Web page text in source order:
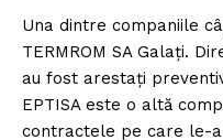
Una dintre companiile
TERMROM SA Galați.
au fost arestați
EPTISA este o altă
contractele pe care le-